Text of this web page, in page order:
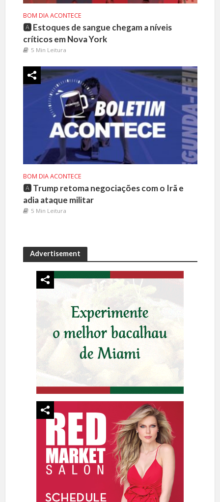
BOM DIA ACONTECE
🅰️ Estoques de sangue chegam a níveis
críticos em Nova York
5 Min Leitura
BOM DIA ACONTECE
🅰️ Trump retoma negociações com o Irã e
adia ataque militar
5 Min Leitura
Advertisement